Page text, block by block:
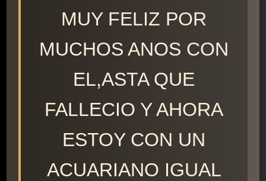
MUY FELIZ POR
MUCHOS ANOS CON
EL,ASTA QUE
FALLECIO Y AHORA
ESTOY CON UN
ACUARIANO IGUAL